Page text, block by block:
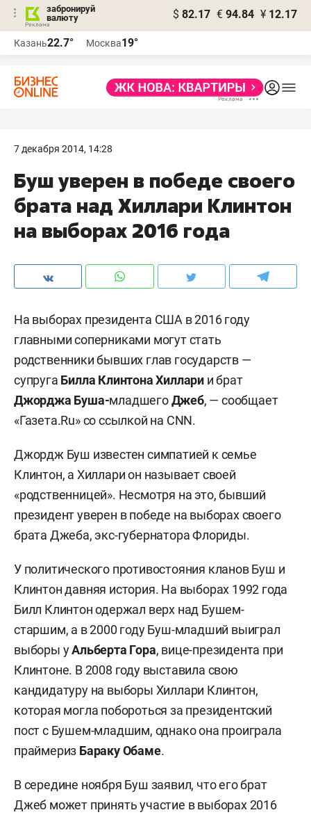
забронируй
валюту
$ 82.17 € 94.84 ¥ 12.17
Казань22.7° Москва19°
7 декабря 2014, 14:28
Буш уверен в победе своего
брата над Хиллари Клинтон
на выборах 2016 года
На выборах президента США в 2016 году
главными соперниками могут стать
родственники бывших глав государств —
супруга Билла Клинтона Хиллари и брат
Джорджа Буша-младшегоДжеб, — сообщает
«Газета.Ru» со ссылкой на CNN.
Джордж Буш известен симпатией к семье
Клинтон, а Хиллари он называет своей
«родственницей». Несмотря на это, бывший
президент уверен в победе на выборах своего
брата Джеба, экс-губернатора Флориды.
У политического противостояния кланов Буш и
Клинтон давняя история. На выборах 1992 года
Билл Клинтон одержал верх над Бушем-
старшим, а в 2000 году Буш-младший выиграл
выборы уАльберта Гора, вице-президента при
Клинтоне. В 2008 году выставила свою
кандидатуру на выборы Хиллари Клинтон,
которая могла побороться за президентский
пост с Бушем-младшим, однако она проиграла
праймериз Бараку Обаме.
В середине ноября Буш заявил, что его брат
Джеб может принять участие в выборах 2016